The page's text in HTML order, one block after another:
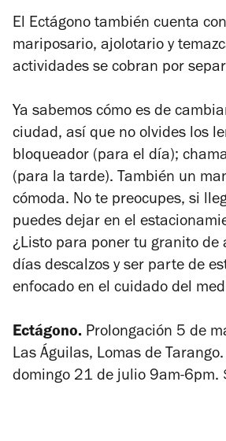
El Ectágono también cuenta
mariposario, ajolotario y
actividades se cobran por
Ya sabemos cómo es de
ciudad, así que no olvides los
bloqueador (para el día);
(para la tarde). También un
cómoda. No te preocupes, si
puedes dejar en el
¿Listo para poner tu granito de
días descalzos y ser parte de
enfocado en el cuidado del
Ectágono. Prolongación 5 de
Las Águilas, Lomas de
domingo 21 de julio 9am-6pm.